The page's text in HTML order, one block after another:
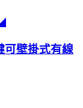
可壁掛式有線